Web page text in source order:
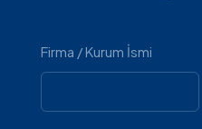
Firma / Kurum İsmi